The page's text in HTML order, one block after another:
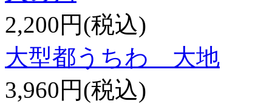
2,200円(税込)
大型都うちわ 大地
3,960円(税込)